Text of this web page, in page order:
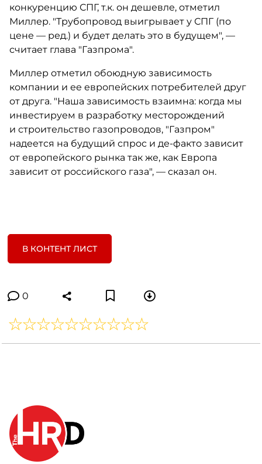
конкуренцию СПГ, т.к. он дешевле, отметил
Миллер. "Трубопровод выигрывает у СПГ (по
цене — ред.) и будет делать это в будущем", —
считает глава "Газпрома".
Миллер отметил обоюдную зависимость
компании и ее европейских потребителей друг
от друга. "Наша зависимость взаимна: когда мы
инвестируем в разработку месторождений
и строительство газопроводов, "Газпром"
надеется на будущий спрос и де-факто зависит
от европейского рынка так же, как Европа
зависит от российского газа", — сказал он.
В КОНТЕНТ ЛИСТ
0